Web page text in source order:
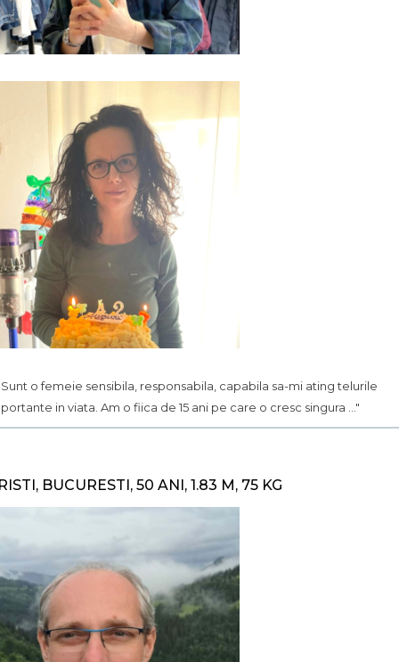
Sunt o femeie sensibila, responsabila, capabila sa-mi ating telurile
in viata. Am o fiica de 15 ani pe care o cresc singura ..."
BUCURESTI, 50 ANI, 1.83 M, 75 KG